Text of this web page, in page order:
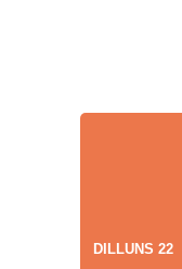
DILLUNS 22